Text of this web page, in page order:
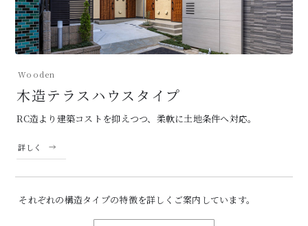
Wooden
木造テラスハウスタイプ
RC造より建築コストを抑えつつ、柔軟に土地条件へ対応。
詳しく
それぞれの構造タイプの特徴を詳しくご案内しています。